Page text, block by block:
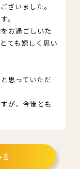
ざいました。
。
お過ごしいた
ても嬉しく思い
思っていただ
が、今後とも